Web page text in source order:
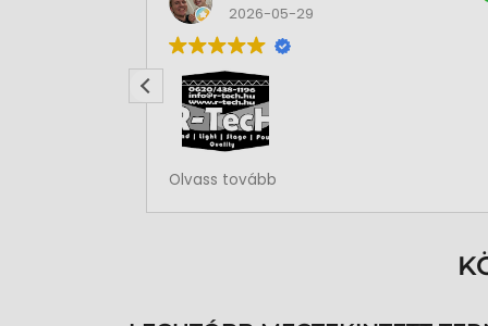
2026-05-29
Rendben volt a rendelésem
Olvass tovább